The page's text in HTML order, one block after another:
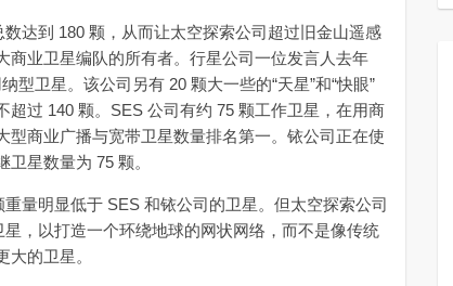
达到 180 颗，从而让太空探索公司超过旧金山遥感
商业卫星编队的所有者。行星公司一位发言人去年
型卫星。该公司另有 20 颗大一些的“天星”和“快眼”
超过 140 颗。SES 公司有约 75 颗工作卫星，在用商
型商业广播与宽带卫星数量排名第一。铱公司正在使
星数量为 75 颗。
量明显低于 SES 和铱公司的卫星。但太空探索公司
星，以打造一个环绕地球的网状网络，而不是像传统
的卫星。